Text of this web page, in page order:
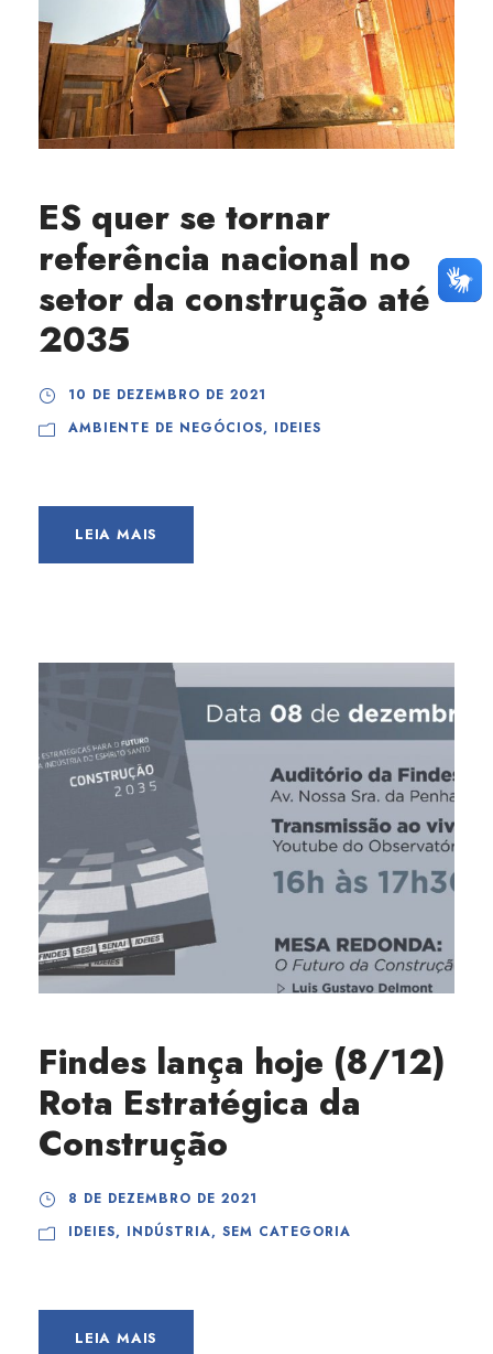
ES quer se tornar
referência nacional no
setor da construção até
2035
10 DE DEZEMBRO DE 2021
AMBIENTE DE NEGÓCIOS, IDEIES
LEIA MAIS
Findes lança hoje (8/12)
Rota Estratégica da
Construção
8 DE DEZEMBRO DE 2021
IDEIES, INDÚSTRIA, SEM CATEGORIA
LEIA MAIS